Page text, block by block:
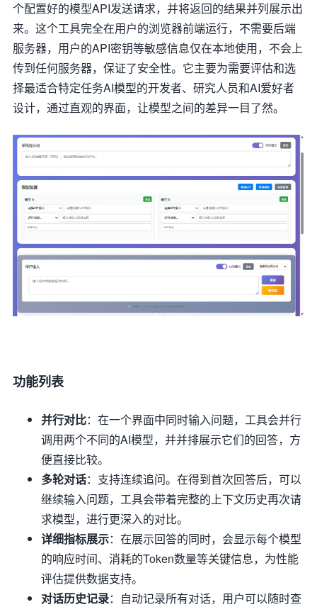
个配置好的模型API发送请求，并将返回的结果并列展示出
来。这个工具完全在用户的浏览器前端运行，不需要后端
服务器，用户的API密钥等敏感信息仅在本地使用，不会上
传到任何服务器，保证了安全性。它主要为需要评估和选
择最适合特定任务AI模型的开发者、研究人员和AI爱好者
设计，通过直观的界面，让模型之间的差异一目了然。
功能列表
并行对比：在一个界面中同时输入问题，工具会并行
调用两个不同的AI模型，并并排展示它们的回答，方
便直接比较。
多轮对话：支持连续追问。在得到首次回答后，可以
继续输入问题，工具会带着完整的上下文历史再次请
求模型，进行更深入的对比。
详细指标展示：在展示回答的同时，会显示每个模型
的响应时间、消耗的Token数量等关键信息，为性能
评估提供数据支持。
对话历史记录：自动记录所有对话，用户可以随时查